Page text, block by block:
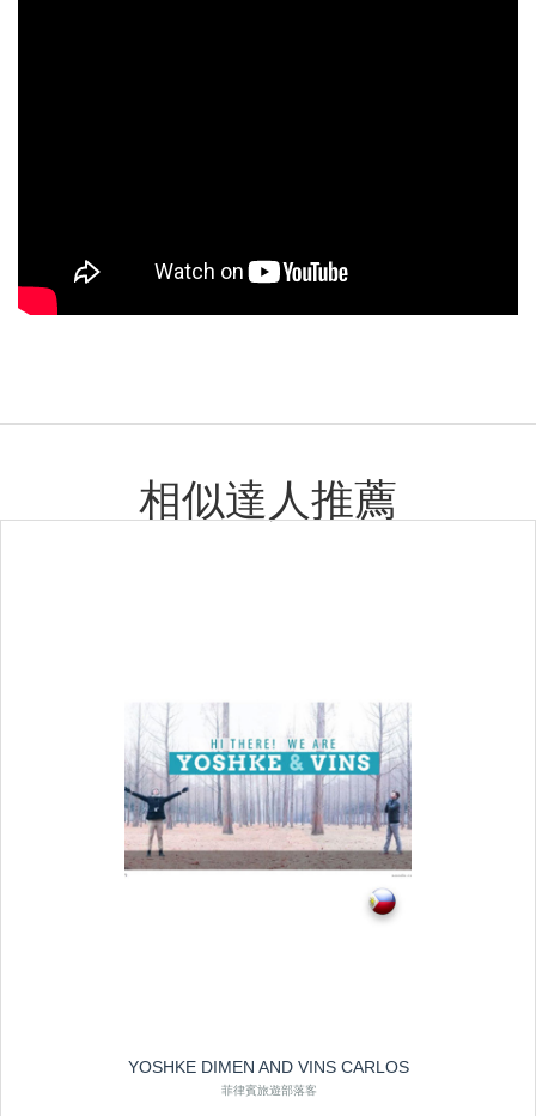
相似達人推薦
YOSHKE DIMEN AND VINS CARLOS
菲律賓旅遊部落客